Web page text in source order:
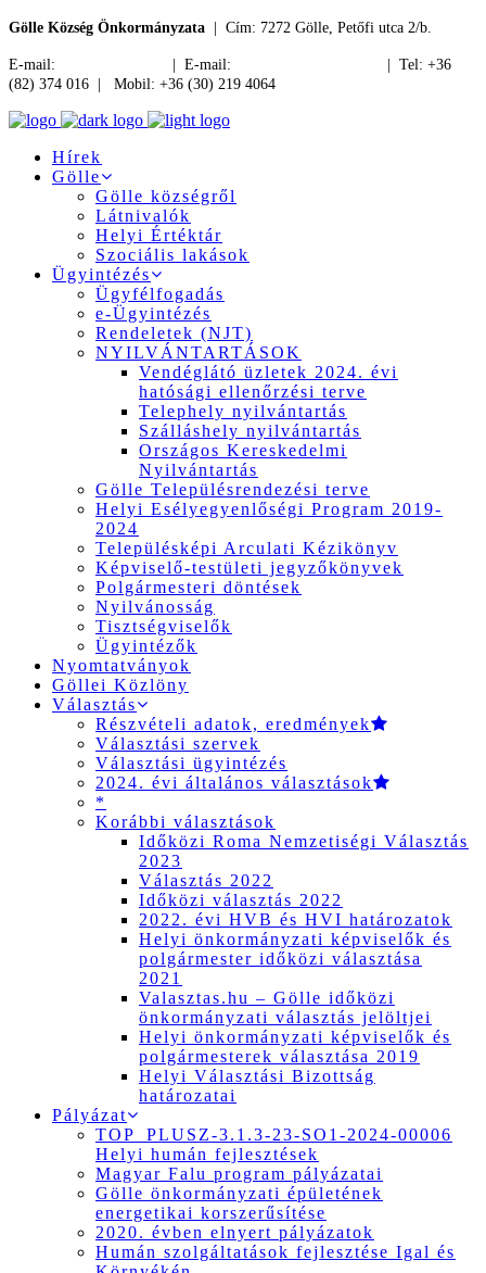
Gölle Község Önkormányzata | Cím: 7272 Gölle, Petőfi utca 2/b.
E-mail: | E-mail:
| Tel: +36
(82) 374 016 | Mobil: +36 (30) 219 4064
Hírek
Gölle
Gölle községről
Látnivalók
Helyi Értéktár
Szociális lakások
Ügyintézés
Ügyfélfogadás
e-Ügyintézés
Rendeletek (NJT)
NYILVÁNTARTÁSOK
Vendéglátó üzletek 2024. évi
hatósági ellenőrzési terve
Telephely nyilvántartás
Szálláshely nyilvántartás
Országos Kereskedelmi
Nyilvántartás
Gölle Településrendezési terve
Helyi Esélyegyenlőségi Program 2019-
2024
Településképi Arculati Kézikönyv
Képviselő-testületi jegyzőkönyvek
Polgármesteri döntések
Nyilvánosság
Tisztségviselők
Ügyintézők
Nyomtatványok
Göllei Közlöny
Választás
Részvételi adatok, eredmények
Választási szervek
Választási ügyintézés
2024. évi általános választások
*
Korábbi választások
Időközi Roma Nemzetiségi Választás
2023
Választás 2022
Időközi választás 2022
2022. évi HVB és HVI határozatok
Helyi önkormányzati képviselők és
polgármester időközi választása
2021
Valasztas.hu – Gölle időközi
önkormányzati választás jelöltjei
Helyi önkormányzati képviselők és
polgármesterek választása 2019
Helyi Választási Bizottság
határozatai
Pályázat
TOP_PLUSZ-3.1.3-23-SO1-2024-00006
Helyi humán fejlesztések
Magyar Falu program pályázatai
Gölle önkormányzati épületének
energetikai korszerűsítése
2020. évben elnyert pályázatok
Humán szolgáltatások fejlesztése Igal és